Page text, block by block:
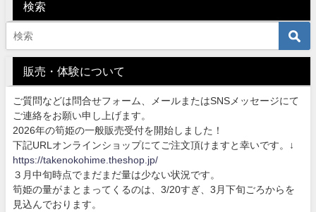
検索
販売・体験について
ご質問などは問合せフォーム、メールまたはSNSメッセージにて
ご連絡をお願い申し上げます。
2026年の筍姫の一般販売受付を開始しました！
下記URLオンラインショップにてご注文頂けますと幸いです。↓
https://takenokohime.theshop.jp/
３月中旬時点でまだまだ量は少ない状況です。
筍姫の量がまとまってくるのは、3/20すぎ、3月下旬ごろからを
見込んでおります。